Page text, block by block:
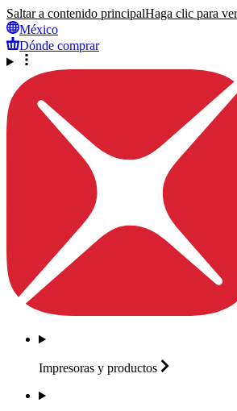
Saltar a contenido principalHaga clic para
México
Dónde comprar
Impresoras y productos